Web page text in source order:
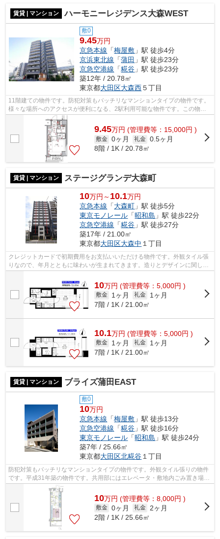
賃貸 | マンション ハーモニーレジデンス大森WEST
敷0
9.45万円
京急本線 「梅屋敷 」駅 徒歩4分
京浜東北線 「蒲田 」駅 徒歩23分
京急空港線 「糀谷 」駅 徒歩23分
築12年 / 20.78㎡
東京都大田区大森西５丁目
11階建ての物件です。防犯対策もバッチリなマンションタイプの物件です。
様々な場所へのアクセスが便利になる、2駅利用可能な物件です。この物件
は駅から徒歩4分の物件です。より詳し...
9.45万円 (管理費等：15,000円 )
敷金 0ヶ月 礼金 0.5ヶ月
8階 / 1K / 20.78㎡
賃貸 | マンション ステージグランデ大森町
10万円～ 10.1万円
京急本線 「大森町 」駅 徒歩5分
東京モノレール 「昭和島 」駅 徒歩22分
京急空港線 「糀谷 」駅 徒歩27分
築17年 / 21.00㎡
東京都大田区大森中 １丁目
クレジットカードで初期費用をお支払いいただける物件です。外観タイル張
りなので、年月とともに味わいが生まれてきます。造りとデザインに関し
10万円 (管理費等：5,000円 )
敷金 1ヶ月 礼金
1ヶ月
7階 / 1K / 21.00㎡
10.1万円 (管理費等：5,000円 )
敷金 1ヶ月 礼金
1ヶ月
7階 / 1K / 21.00㎡
賃貸 | マンション ブライズ蒲田EAST
敷0
10万円
京急本線 「梅屋敷 」駅 徒歩13分
京急空港線 「糀谷 」駅 徒歩16分
東京モノレール 「昭和島 」駅 徒歩24分
築7年 / 25.66㎡
東京都大田区北糀谷 １丁目
防犯対策もバッチリなマンションタイプの物件です。外観タイル張りの物件
です。平成31年築の物件です。共用部にはエレベータ・敷地内ごみ置き場な
どが揃っております。駅まで徒歩13分...
10万円 (管理費等：8,000円 )
敷金 0ヶ月 礼金
2ヶ月
2階 / 1K / 25.66㎡